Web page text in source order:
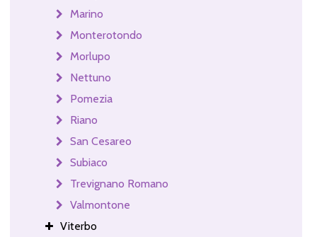
Marino
Monterotondo
Morlupo
Nettuno
Pomezia
Riano
San Cesareo
Subiaco
Trevignano Romano
Valmontone
Viterbo